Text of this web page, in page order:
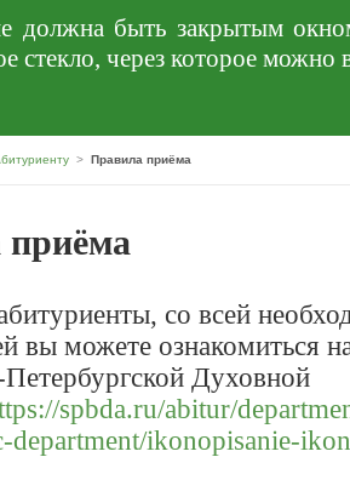
должна быть закрытым
стекло, через которое можно
> Правила приёма
со всей
вы можете ознакомиться
Петербургской Духовной
spbda.ru/abitur/
department/ikonopisanie-